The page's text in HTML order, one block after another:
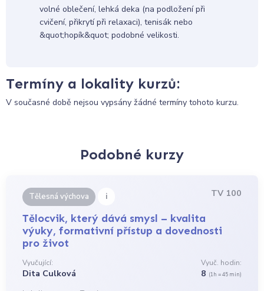
volné oblečení, lehká deka (na podložení při
cvičení, přikrytí při relaxaci), tenisák nebo
&quot;hopík&quot; podobné velikosti.
Termíny a lokality kurzů:
V současné době nejsou vypsány žádné termíny tohoto kurzu.
Podobné kurzy
Tělesná výchova i TV 100
Tělocvik, který dává smysl – kvalita
výuky, formativní přístup a dovednosti
pro život
Vyučující:
Dita Culková
Vyuč. hodin:
8 (1h = 45 min)